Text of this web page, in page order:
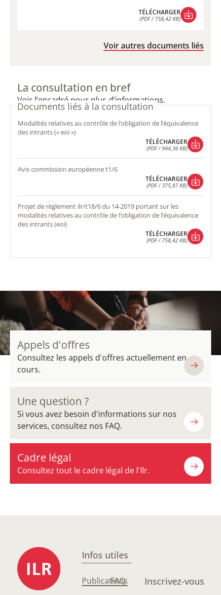
TÉLÉCHARGER
(PDF / 758,42 KB)
Voir autres documents liés
La consultation en bref
Voir l’encadré pour plus d’informations.
Documents liés à la consultation
modalités relatives au contrôle de l’obligation de l’équivalence
des intrants (« eoi »)
TÉLÉCHARGER
(PDF / 944,36 KB)
TÉLÉCHARGER
avis commission européenne t1/6
TÉLÉCHARGER
(PDF / 375,87 KB)
TÉLÉCHARGER
projet de règlement ilr/t18/6 du 14-2019 portant sur les
modalités relatives au contrôle de l’obligation de l’équivalence
des intrants (eoi)
TÉLÉCHARGER
(PDF / 758,42 KB)
Appels d'offres
Consultez les appels d'offres actuellement en
cours.
Une question ?
Si vous avez besoin d'informations sur nos
services, consultez nos FAQ.
Cadre légal
Consultez tout le cadre légal de l'Ilr.
Infos utiles
Publications
FAQ Inscrivez-vous